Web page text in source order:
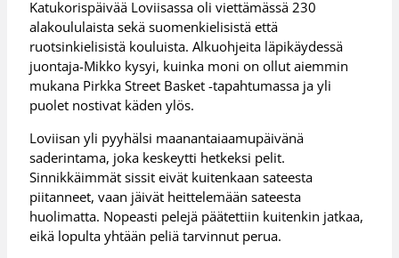
Katukorispäivää Loviisassa oli viettämässä 230
alakoululaista sekä suomenkielisistä että
ruotsinkielisistä kouluista. Alkuohjeita läpikäydessä
juontaja-Mikko kysyi, kuinka moni on ollut aiemmin
mukana Pirkka Street Basket -tapahtumassa ja yli
puolet nostivat käden ylös.
Loviisan yli pyyhälsi maanantaiaamupäivänä
saderintama, joka keskeytti hetkeksi pelit.
Sinnikkäimmät sissit eivät kuitenkaan sateesta
piitanneet, vaan jäivät heittelemään sateesta
huolimatta. Nopeasti pelejä päätettiin kuitenkin jatkaa,
eikä lopulta yhtään peliä tarvinnut perua.